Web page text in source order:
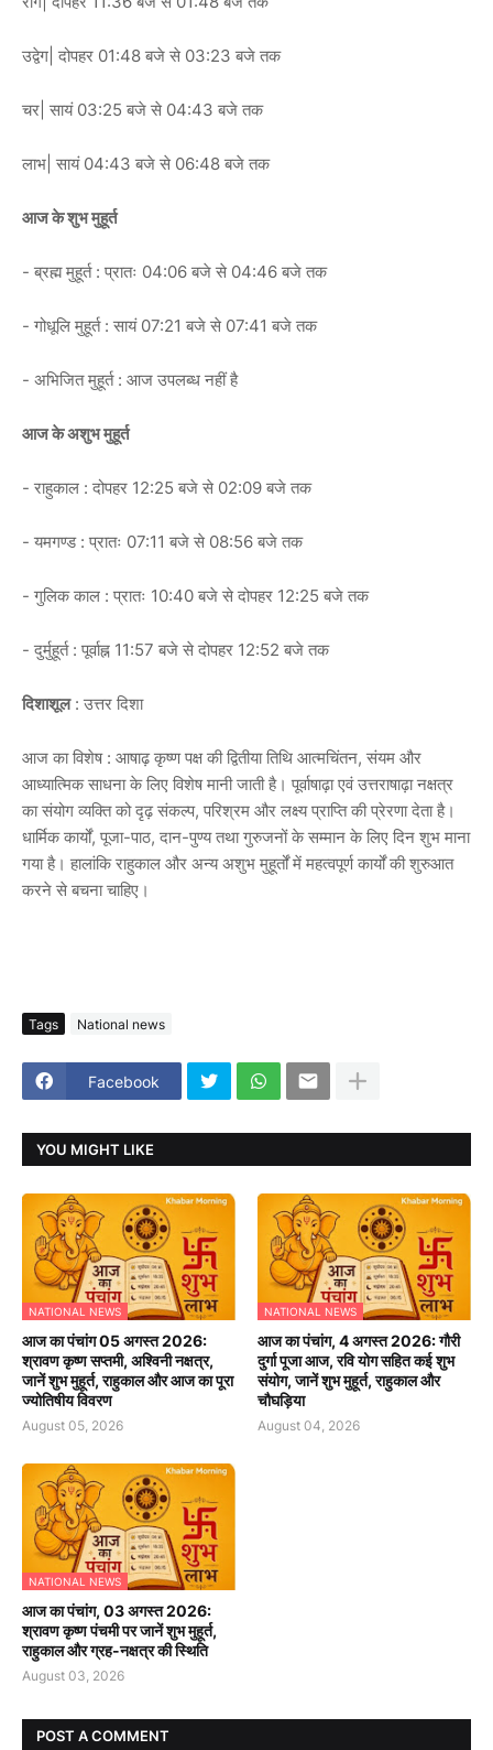
उद्वेग| दोपहर 01:48 बजे से 03:23 बजे तक
चर| सायं 03:25 बजे से 04:43 बजे तक
लाभ| सायं 04:43 बजे से 06:48 बजे तक
आज के शुभ मुहूर्त
- ब्रह्म मुहूर्त : प्रातः 04:06 बजे से 04:46 बजे तक
- गोधूलि मुहूर्त : सायं 07:21 बजे से 07:41 बजे तक
- अभिजित मुहूर्त : आज उपलब्ध नहीं है
आज के अशुभ मुहूर्त
- राहुकाल : दोपहर 12:25 बजे से 02:09 बजे तक
- यमगण्ड : प्रातः 07:11 बजे से 08:56 बजे तक
- गुलिक काल : प्रातः 10:40 बजे से दोपहर 12:25 बजे तक
- दुर्मुहूर्त : पूर्वाह्न 11:57 बजे से दोपहर 12:52 बजे तक
दिशाशूल: उत्तर दिशा
आज का विशेष : आषाढ़ कृष्ण पक्ष की द्वितीया तिथि आत्मचिंतन, संयम और
आध्यात्मिक साधना के लिए विशेष मानी जाती है। पूर्वाषाढ़ा एवं उत्तराषाढ़ा नक्षत्र
का संयोग व्यक्ति को दृढ़ संकल्प, परिश्रम और लक्ष्य प्राप्ति की प्रेरणा देता है।
धार्मिक कार्यों, पूजा-पाठ, दान-पुण्य तथा गुरुजनों के सम्मान के लिए दिन शुभ माना
गया है। हालांकि राहुकाल और अन्य अशुभ मुहूर्तों में महत्वपूर्ण कार्यों की शुरुआत
करने से बचना चाहिए।
Tags National news
Facebook
YOU MIGHT LIKE
NATIONAL NEWS
आज का पंचांग 05 अगस्त 2026:
श्रावण कृष्ण सप्तमी, अश्विनी नक्षत्र,
जानें शुभ मुहूर्त, राहुकाल और आज का पूरा
ज्योतिषीय विवरण
August 05, 2026
NATIONAL NEWS
आज का पंचांग, 4 अगस्त 2026: गौरी
दुर्गा पूजा आज, रवि योग सहित कई शुभ
संयोग, जानें शुभ मुहूर्त, राहुकाल और
चौघड़िया
August 04, 2026
NATIONAL NEWS
आज का पंचांग, 03 अगस्त 2026:
श्रावण कृष्ण पंचमी पर जानें शुभ मुहूर्त,
राहुकाल और ग्रह-नक्षत्र की स्थिति
August 03, 2026
POST A COMMENT